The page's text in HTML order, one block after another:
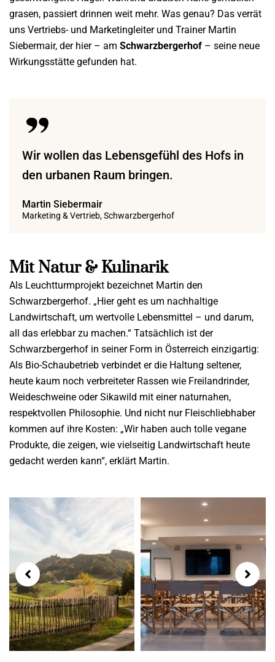
grasen, passiert drinnen weit mehr. Was genau? Das verrät
uns Vertriebs- und Marketingleiter und Trainer Martin
Siebermair, der hier – am Schwarzbergerhof – seine neue
Wirkungsstätte gefunden hat.
Wir wollen das Lebensgefühl des Hofs in
den urbanen Raum bringen.
Martin Siebermair
Marketing & Vertrieb, Schwarzbergerhof
Mit Natur & Kulinarik
Als Leuchtturmprojekt bezeichnet Martin den
Schwarzbergerhof. „Hier geht es um nachhaltige
Landwirtschaft, um wertvolle Lebensmittel – und darum,
all das erlebbar zu machen.“ Tatsächlich ist der
Schwarzbergerhof in seiner Form in Österreich einzigartig:
Als Bio-Schaubetrieb verbindet er die Haltung seltener,
heute kaum noch verbreiteter Rassen wie Freilandrinder,
Weideschweine oder Sikawild mit einer naturnahen,
respektvollen Philosophie. Und nicht nur Fleischliebhaber
kommen auf ihre Kosten: „Wir haben auch tolle vegane
Produkte, die zeigen, wie vielseitig Landwirtschaft heute
gedacht werden kann“, erklärt Martin.